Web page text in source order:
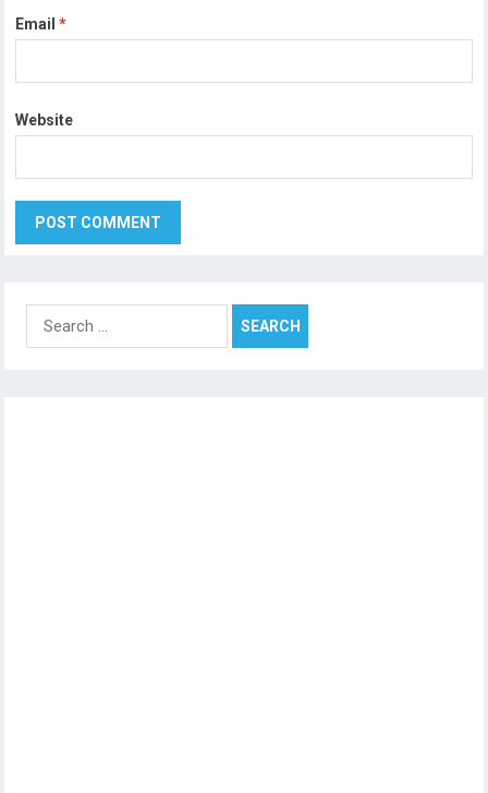
Email*
Website
Search
for: